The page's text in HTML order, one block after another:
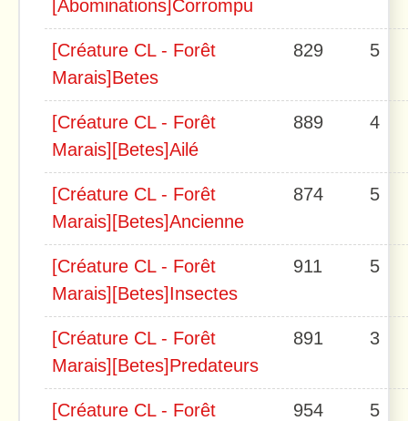
[Abominations]Corrompu
[Créature CL - Forêt
Marais]Betes
829 5
[Créature CL - Forêt
Marais][Betes]Ailé
889 4
[Créature CL - Forêt
Marais][Betes]Ancienne
874 5
[Créature CL - Forêt
Marais][Betes]Insectes
911 5
[Créature CL - Forêt
Marais][Betes]Predateurs
891 3
[Créature CL - Forêt
954 5